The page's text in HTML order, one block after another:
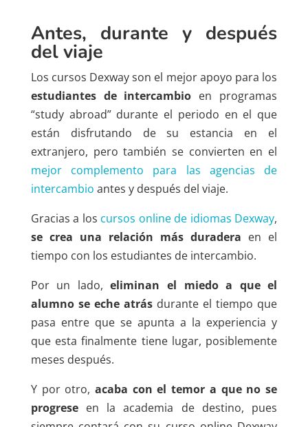
Antes, durante y después
del viaje
Los cursos Dexway son el mejor apoyo para los
estudiantes de intercambio en programas
“study abroad” durante el periodo en el que
están disfrutando de su estancia en el
extranjero, pero también se convierten en el
mejor complemento para las agencias de
intercambio antes y después del viaje.
Gracias a los cursos online de idiomas Dexway,
se crea una relación más duradera en el
tiempo con los estudiantes de intercambio.
Por un lado,eliminan el miedo a que el
alumno se eche atrásdurante el tiempo que
pasa entre que se apunta a la experiencia y
que esta finalmente tiene lugar, posiblemente
meses después.
Y por otro, acaba con el temor a que no se
progreseen la academia de destino, pues